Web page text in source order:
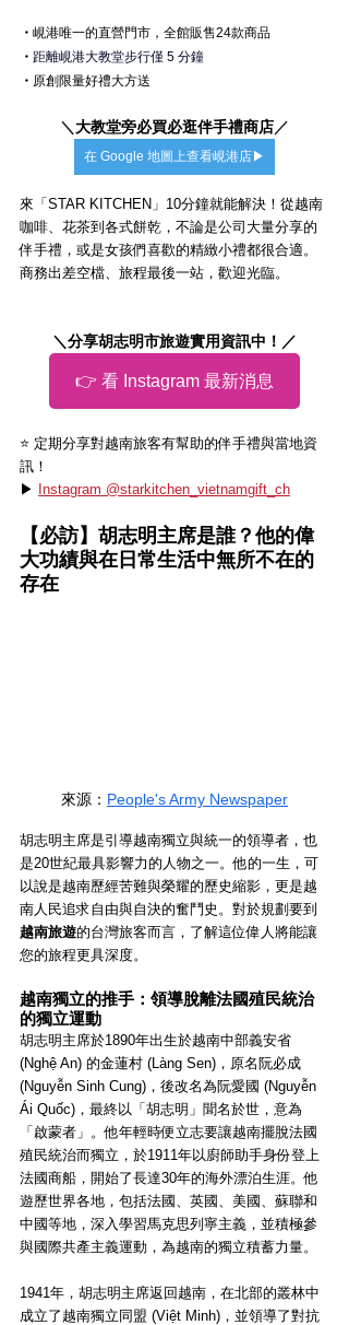
・ 峴港唯一的直營門市，全館販售24款商品
・ 距離峴港大教堂步行僅 5 分鐘
・ 原創限量好禮大方送
＼大教堂旁必買必逛伴手禮商店／
在 Google 地圖上查看峴港店▶
來「STAR KITCHEN」10分鐘就能解決！從越南
咖啡、花茶到各式餅乾，不論是公司大量分享的
伴手禮，或是女孩們喜歡的精緻小禮都很合適。
商務出差空檔、旅程最後一站，歡迎光臨。
＼分享胡志明市旅遊實用資訊中！／
👉 看 Instagram 最新消息
⭐️ 定期分享對越南旅客有幫助的伴手禮與當地資
訊！
▶
Instagram @starkitchen_vietnamgift_ch
【必訪】胡志明主席是誰？他的偉
大功績與在日常生活中無所不在的
存在
來源 ： People's Army Newspaper
胡志明主席是引導越南獨立與統一的領導者，也
是20世紀最具影響力的人物之一。他的一生，可
以說是越南歷經苦難與榮耀的歷史縮影，更是越
南人民追求自由與自決的奮鬥史。對於規劃要到
越南旅遊的台灣旅客而言，了解這位偉人將能讓
您的旅程更具深度。
越南獨立的推手：領導脫離法國殖民統治
的獨立運動
胡志明主席於1890年出生於越南中部義安省
(Nghệ An) 的金蓮村 (Làng Sen)，原名阮必成
(Nguyễn Sinh Cung)，後改名為阮愛國 (Nguyễn
Ái Quốc)，最終以「胡志明」聞名於世，意為
「啟蒙者」。他年輕時便立志要讓越南擺脫法國
殖民統治而獨立，於1911年以廚師助手身份登上
法國商船，開始了長達30年的海外漂泊生涯。他
遊歷世界各地，包括法國、英國、美國、蘇聯和
中國等地，深入學習馬克思列寧主義，並積極參
與國際共產主義運動，為越南的獨立積蓄力量。
1941年，胡志明主席返回越南，在北部的叢林中
成立了越南獨立同盟 (Việt Minh)，並領導了對抗